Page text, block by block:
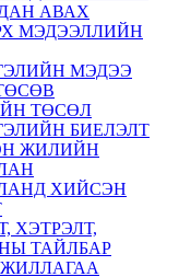
АВАХ
МЭДЭЭЛЛИЙН
МЭДЭЭ
ТӨСӨЛ
БИЕЛЭЛТ
ЖИЛИЙН
ХИЙСЭН
ХЭТРЭЛТ,
ТАЙЛБАР